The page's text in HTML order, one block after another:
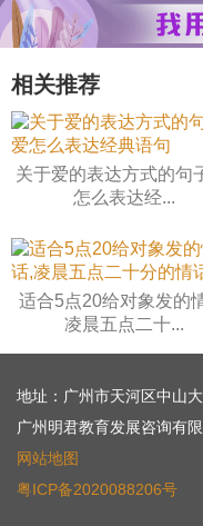
相关推荐
关于爱的表达方式的句
怎么表达经...
适合5点20给对象发的
凌晨五点二十...
地址：广州市天河区中山
广州明君教育发展咨询有
网站地图
粤ICP备2020088206号